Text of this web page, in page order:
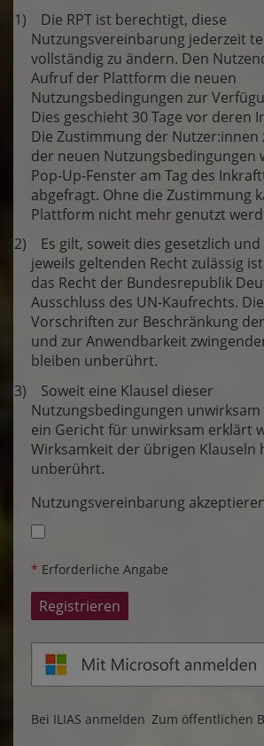
(1) Die RPT ist berechtigt, diese
Nutzungsvereinbarung jederzeit
vollständig zu ändern. Den
Aufruf der Plattform die neuen
Nutzungsbedingungen zur
Dies geschieht 30 Tage vor deren
Die Zustimmung der Nutzer:innen
der neuen Nutzungsbedingungen
Pop-Up-Fenster am Tag des
abgefragt. Ohne die Zustimmung
Plattform nicht mehr genutzt
(2) Es gilt, soweit dies gesetzlich
jeweils geltenden Recht zulässig
das Recht der Bundesrepublik
Ausschluss des UN-Kaufrechts.
Vorschriften zur Beschränkung
und zur Anwendbarkeit
bleiben unberührt.
(3) Soweit eine Klausel dieser
Nutzungsbedingungen
ein Gericht für unwirksam erklärt
Wirksamkeit der übrigen Klauseln
unberührt.
Nutzungsvereinbarung
* Erforderliche Angabe
Bei ILIAS anmelden Zum öffentlichen